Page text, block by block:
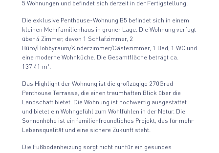
5 Wohnungen und befindet sich derzeit in der Fertigstellung.
Die exklusive Penthouse-Wohnung B5 befindet sich in einem
kleinen Mehrfamilienhaus in grüner Lage. Die Wohnung verfügt
über 4 Zimmer, davon 1 Schlafzimmer, 2
Büro/Hobbyraum/Kinderzimmer/Gästezimmer, 1 Bad, 1 WC und
eine moderne Wohnküche. Die Gesamtfläche beträgt ca.
137,41 m².
Das Highlight der Wohnung ist die großzügige 270Grad
Penthouse Terrasse, die einen traumhaften Blick über die
Landschaft bietet. Die Wohnung ist hochwertig ausgestattet
und bietet ein Wohngefühl zum Wohlfühlen in der Natur. Die
Sonnenhöhe ist ein familienfreundliches Projekt, das für mehr
Lebensqualität und eine sichere Zukunft steht.
Die Fußbodenheizung sorgt nicht nur für ein gesundes